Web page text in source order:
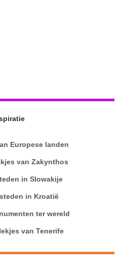
Europese landen
van Zakynthos
in Slowakije
in Kroatië
ter wereld
van Tenerife